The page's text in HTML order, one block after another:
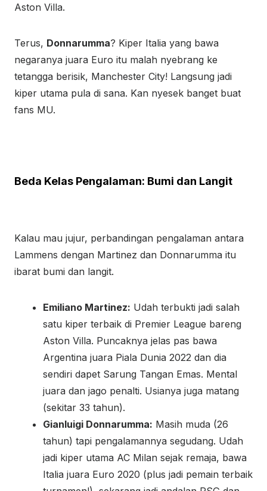
3
3
D
a
f
n
,
L
n
k
A
l
t
e
r
n
a
t
i
Aston Villa.
Terus, Donnarumma? Kiper Italia yang bawa
negaranya juara Euro itu malah nyebrang ke
tetangga berisik, Manchester City! Langsung jadi
kiper utama pula di sana. Kan nyesek banget buat
fans MU.
Beda Kelas Pengalaman: Bumi dan Langit
Kalau mau jujur, perbandingan pengalaman antara
Lammens dengan Martinez dan Donnarumma itu
ibarat bumi dan langit.
Emiliano Martinez: Udah terbukti jadi salah
satu kiper terbaik di Premier League bareng
Aston Villa. Puncaknya jelas pas bawa
Argentina juara Piala Dunia 2022 dan dia
sendiri dapet Sarung Tangan Emas. Mental
juara dan jago penalti. Usianya juga matang
(sekitar 33 tahun).
Gianluigi Donnarumma: Masih muda (26
tahun) tapi pengalamannya segudang. Udah
jadi kiper utama AC Milan sejak remaja, bawa
Italia juara Euro 2020 (plus jadi pemain terbaik